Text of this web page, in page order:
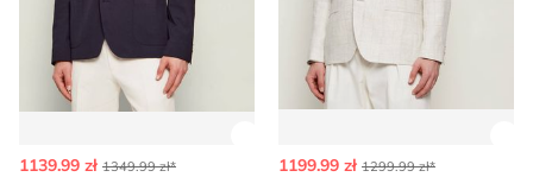
1139.99 zł 1349.99 zł* 1199.99 zł 1299.99 zł*